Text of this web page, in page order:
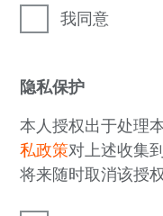
我同意
隐私保护
本人授权出于处理
私政策对上述收集
将来随时取消该授权